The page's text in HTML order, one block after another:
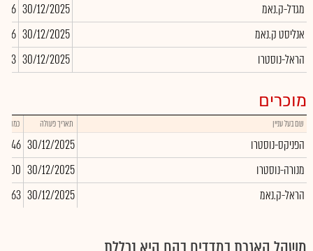
מגדל-ק.נאמ 30/12/2025
אנליסט ק.נאמ
30/12/2025
הראל-נוסטרו
30/12/2025
מוכרים
שם בעל עניין תאריך פעולה כמות
הפניקס-נוסטרו 30/12/2025
מנורה-נוסטרו
30/12/2025
הראל-ק.נאמ
30/12/2025